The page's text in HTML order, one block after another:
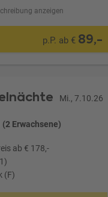
anzeigen
p.P. ab € 89,-
Mi., 7.10.26
Erwachsene)
ab € 178,-
(F)